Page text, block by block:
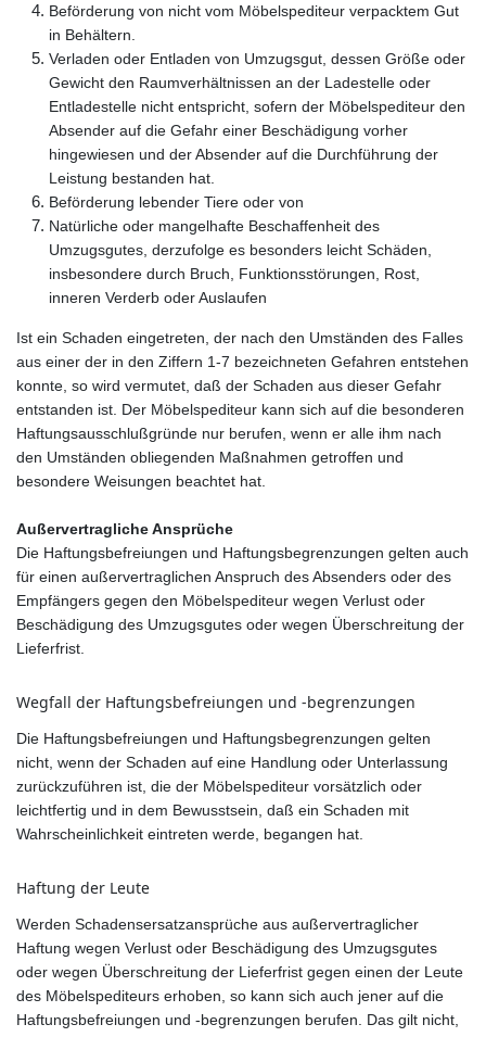
Beförderung von nicht vom Möbelspediteur verpacktem Gut
in Behältern.
Verladen oder Entladen von Umzugsgut, dessen Größe oder
Gewicht den Raumverhältnissen an der Ladestelle oder
Entladestelle nicht entspricht, sofern der Möbelspediteur den
Absender auf die Gefahr einer Beschädigung vorher
hingewiesen und der Absender auf die Durchführung der
Leistung bestanden hat.
Beförderung lebender Tiere oder von
Natürliche oder mangelhafte Beschaffenheit des
Umzugsgutes, derzufolge es besonders leicht Schäden,
insbesondere durch Bruch, Funktionsstörungen, Rost,
inneren Verderb oder Auslaufen
Ist ein Schaden eingetreten, der nach den Umständen des Falles
aus einer der in den Ziffern 1-7 bezeichneten Gefahren entstehen
konnte, so wird vermutet, daß der Schaden aus dieser Gefahr
entstanden ist. Der Möbelspediteur kann sich auf die besonderen
Haftungsausschlußgründe nur berufen, wenn er alle ihm nach
den Umständen obliegenden Maßnahmen getroffen und
besondere Weisungen beachtet hat.
Außervertragliche Ansprüche
Die Haftungsbefreiungen und Haftungsbegrenzungen gelten auch
für einen außervertraglichen Anspruch des Absenders oder des
Empfängers gegen den Möbelspediteur wegen Verlust oder
Beschädigung des Umzugsgutes oder wegen Überschreitung der
Lieferfrist.
Wegfall der Haftungsbefreiungen und -begrenzungen
Die Haftungsbefreiungen und Haftungsbegrenzungen gelten
nicht, wenn der Schaden auf eine Handlung oder Unterlassung
zurückzuführen ist, die der Möbelspediteur vorsätzlich oder
leichtfertig und in dem Bewusstsein, daß ein Schaden mit
Wahrscheinlichkeit eintreten werde, begangen hat.
Haftung der Leute
Werden Schadensersatzansprüche aus außervertraglicher
Haftung wegen Verlust oder Beschädigung des Umzugsgutes
oder wegen Überschreitung der Lieferfrist gegen einen der Leute
des Möbelspediteurs erhoben, so kann sich auch jener auf die
Haftungsbefreiungen und -begrenzungen berufen. Das gilt nicht,